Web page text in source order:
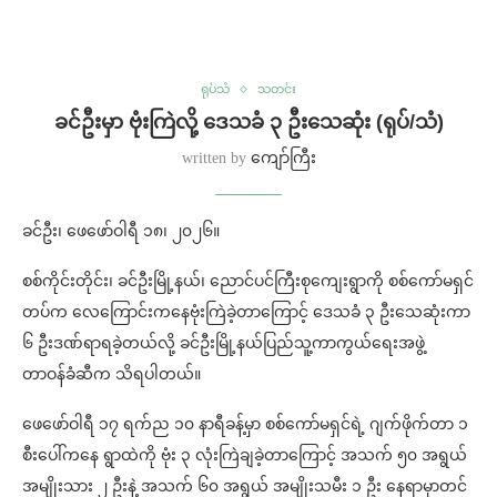
ရုပ်သံ သတင်း
ခင်ဦးမှာ ဗုံးကြဲလို့ ဒေသခံ ၃ ဦးသေဆုံး (ရုပ်/သံ)
written by ကျော်ကြီး
ခင်ဦး၊ ဖေဖော်ဝါရီ ၁၈၊ ၂၀၂၆။
စစ်ကိုင်းတိုင်း၊ ခင်ဦးမြို့နယ်၊ ညောင်ပင်ကြီးစုကျေးရွာကို စစ်ကော်မရှင်
တပ်က လေကြောင်းကနေဗုံးကြဲခဲ့တာကြောင့် ဒေသခံ ၃ ဦးသေဆုံးကာ
၆ ဦးဒဏ်ရာရခဲ့တယ်လို့ ခင်ဦးမြို့နယ်ပြည်သူ့ကာကွယ်ရေးအဖွဲ့
တာဝန်ခံဆီက သိရပါတယ်။
ဖေဖော်ဝါရီ ၁၇ ရက်ည ၁၀ နာရီခန့်မှာ စစ်ကော်မရှင်ရဲ့ ဂျက်ဖိုက်တာ ၁
စီးပေါ်ကနေ ရွာထဲကို ဗုံး ၃ လုံးကြဲချခဲ့တာကြောင့် အသက် ၅၀ အရွယ်
အမျိုးသား ၂ ဦးနဲ့ အသက် ၆၀ အရွယ် အမျိုးသမီး ၁ ဦး နေရာမှာတင်